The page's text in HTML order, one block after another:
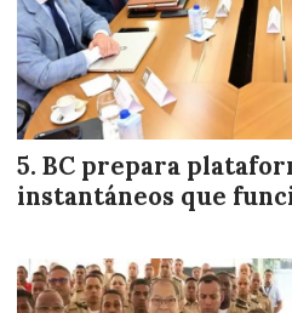
BC prepara
instantáneos que